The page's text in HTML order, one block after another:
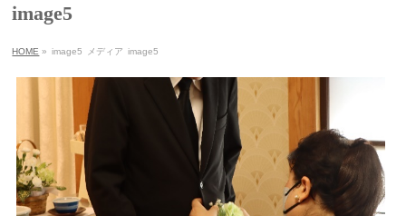
image5
HOME » image5 メディア image5